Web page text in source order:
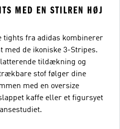
MED EN STILREN HØJ
tights fra adidas kombinerer
med de ikoniske 3-Stripes.
tildækning og
stof følger dine
med en oversize
kaffe eller et figursyet